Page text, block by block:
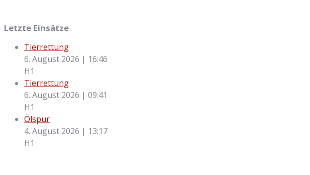
Letzte Einsätze
Tierrettung
6. August 2026 | 16:46
H1
Tierrettung
6. August 2026 | 09:41
H1
Ölspur
4. August 2026 | 13:17
H1